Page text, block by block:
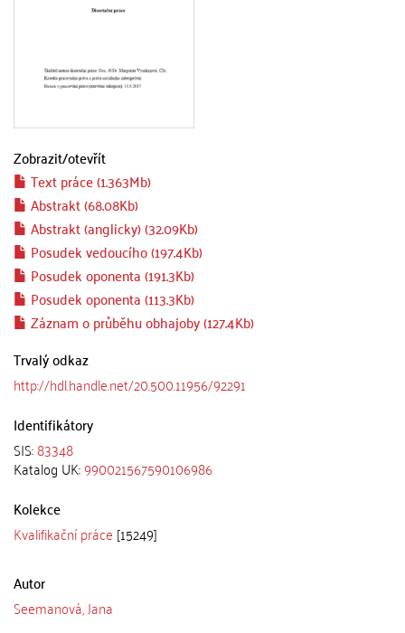
Zobrazit/otevřít
Text práce (1.363Mb)
Abstrakt (68.08Kb)
Abstrakt (anglicky) (32.09Kb)
Posudek vedoucího (197.4Kb)
Posudek oponenta (191.3Kb)
Posudek oponenta (113.3Kb)
Záznam o průběhu obhajoby (127.4Kb)
Trvalý odkaz
http://hdl.handle.net/20.500.11956/92291
Identifikátory
SIS:83348
Katalog UK:990021567590106986
Kolekce
Kvalifikační práce [15249]
Autor
Seemanová, Jana